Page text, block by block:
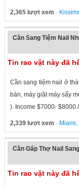
2,365 lượt xem ·
Cần Sang Tiệm Nail
Tin rao vặt này đã
Cần sang tiệm nail ở
bàn, máy giặt máy sấy
). Income $7000- $8000
2,339 lượt xem · Miami,
Cần Gấp Thợ Nail
Tin rao vặt này đã